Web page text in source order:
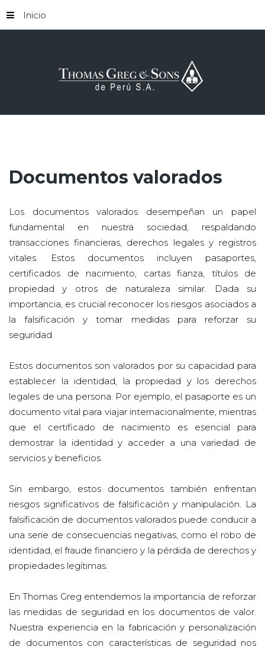
Inicio
Documentos valorados
Los documentos valorados desempeñan un papel
fundamental en nuestra sociedad, respaldando
transacciones financieras, derechos legales y registros
vitales. Estos documentos incluyen pasaportes,
certificados de nacimiento, cartas fianza, títulos de
propiedad y otros de naturaleza similar. Dada su
importancia, es crucial reconocer los riesgos asociados a
la falsificación y tomar medidas para reforzar su
seguridad.
Estos documentos son valorados por su capacidad para
establecer la identidad, la propiedad y los derechos
legales de una persona. Por ejemplo, el pasaporte es un
documento vital para viajar internacionalmente, mientras
que el certificado de nacimiento es esencial para
demostrar la identidad y acceder a una variedad de
servicios y beneficios.
Sin embargo, estos documentos también enfrentan
riesgos significativos de falsificación y manipulación. La
falsificación de documentos valorados puede conducir a
una serie de consecuencias negativas, como el robo de
identidad, el fraude financiero y la pérdida de derechos y
propiedades legítimas.
En Thomas Greg entendemos la importancia de reforzar
las medidas de seguridad en los documentos de valor.
Nuestra experiencia en la fabricación y personalización
de documentos con características de seguridad nos